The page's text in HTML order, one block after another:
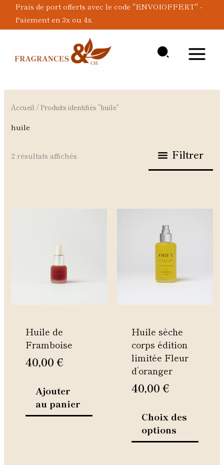
Aller
contenu
Frais de port offerts avec le code "ENVOIOFFERT" -
Paiement en 3x ou 4x.
Accueil / Produits identifiés “huile”
huile
2 résultats affichés Filtrer
Huile de
Framboise
40,00€
Ajouter
au panier
Huile sèche
corps édition
limitée Fleur
d’oranger
40,00 €
Choix des
options